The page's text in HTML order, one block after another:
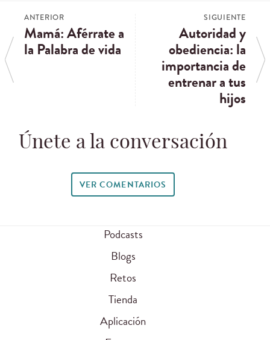
ANTERIOR
Mamá: Aférrate a
la Palabra de vida
SIGUIENTE
Autoridad y
obediencia: la
importancia de
entrenar a tus
hijos
Únete a la conversación
VER COMENTARIOS
Podcasts
Blogs
Retos
Tienda
Aplicación